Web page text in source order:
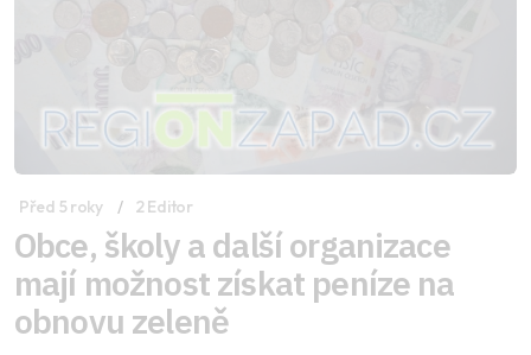
Před 5 roky 2 Editor
Obce, školy a další organizace
mají možnost získat peníze na
obnovu zeleně